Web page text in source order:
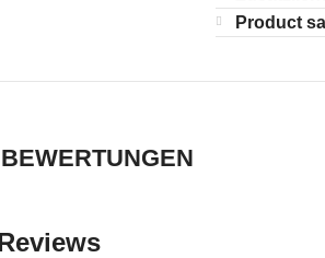
Product
BEWERTUNGEN